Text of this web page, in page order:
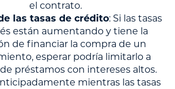
el contrato.
las tasas de crédito: Si las tasas
están aumentando y tiene la
de financiar la compra de un
esperar podría limitarlo a
préstamos con intereses altos.
mientras las tasas